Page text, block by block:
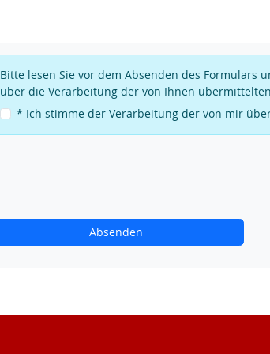
Bitte lesen Sie vor dem Absenden des Formulars
über die Verarbeitung der von Ihnen
* Ich stimme der Verarbeitung der von mir
Absenden